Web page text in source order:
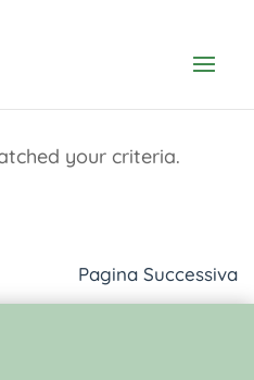
your criteria.
Pagina Successiva